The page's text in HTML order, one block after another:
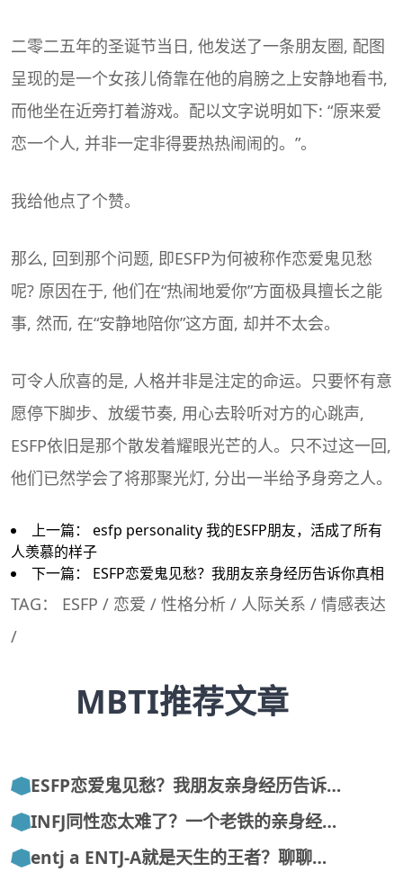
二零二五年的圣诞节当日, 他发送了一条朋友圈, 配图
呈现的是一个女孩儿倚靠在他的肩膀之上安静地看书,
而他坐在近旁打着游戏。配以文字说明如下: “原来爱
恋一个人, 并非一定非得要热热闹闹的。”。
我给他点了个赞。
那么, 回到那个问题, 即ESFP为何被称作恋爱鬼见愁
呢? 原因在于, 他们在“热闹地爱你”方面极具擅长之能
事, 然而, 在“安静地陪你”这方面, 却并不太会。
可令人欣喜的是, 人格并非是注定的命运。只要怀有意
愿停下脚步、放缓节奏, 用心去聆听对方的心跳声,
ESFP依旧是那个散发着耀眼光芒的人。只不过这一回,
他们已然学会了将那聚光灯, 分出一半给予身旁之人。
上一篇： esfp personality 我的ESFP朋友，活成了所有
人羡慕的样子
下一篇： ESFP恋爱鬼见愁？我朋友亲身经历告诉你真相
TAG： ESFP / 恋爱 / 性格分析 / 人际关系 / 情感表达
/
MBTI推荐文章
ESFP恋爱鬼见愁？我朋友亲身经历告诉…
INFJ同性恋太难了？一个老铁的亲身经…
entj a ENTJ-A就是天生的王者？聊聊…